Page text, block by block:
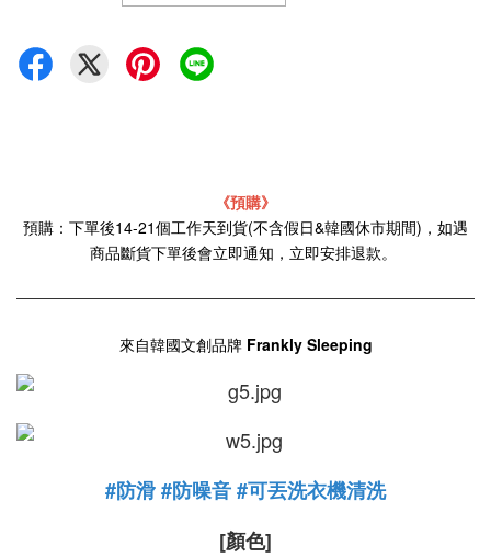
《預購》
預購：下單後14-21個工作天到貨(不含假日&韓國休市期間)，如遇
商品斷貨下單後會立即通知，立即安排退款。
來自韓國文創品牌 Frankly Sleeping
#防滑 #防噪音 #可丟洗衣機清洗
[顏色]